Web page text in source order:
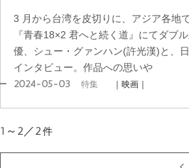
3 月から台湾を皮切りに、アジア各地
『青春18×2 君へと続く道』にてダブ
優、シュー・グァンハン(許光漢)と、
インタビュー。作品への思い
2024-05-03 特集 ｜映画｜
1～2／2件